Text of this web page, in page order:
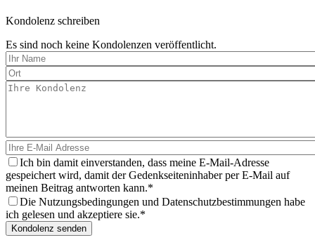
Kondolenz schreiben
Es sind noch keine Kondolenzen veröffentlicht.
Ich bin damit einverstanden, dass meine E-Mail-Adresse
gespeichert wird, damit der Gedenkseiteninhaber per E-Mail auf
meinen Beitrag antworten kann.
Die Nutzungsbedingungen und Datenschutzbestimmungen habe
ich gelesen und akzeptiere sie.